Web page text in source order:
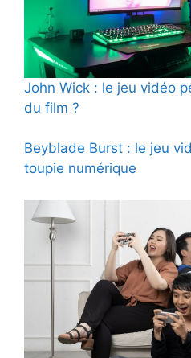
John Wick : le jeu vidéo
du film ?
Beyblade Burst : le jeu
toupie numérique